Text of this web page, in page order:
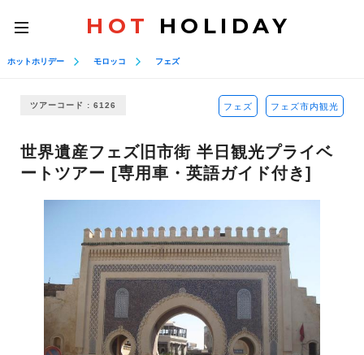
toggle
navigation
HOT HOLIDAY
ホットホリデー モロッコ フェズ
ツアーコード : 6126 フェズ フェズ市内観光
世界遺産フェズ旧市街 半日観光プライベ
ートツアー [専用車・英語ガイド付き]